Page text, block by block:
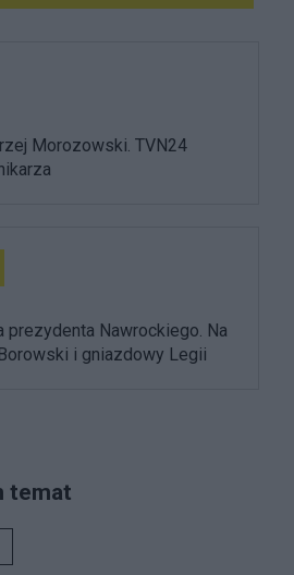
Morozowski. TVN24
prezydenta Nawrockiego. Na
i gniazdowy Legii
temat